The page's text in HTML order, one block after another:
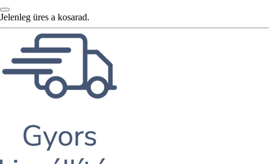
Jelenleg üres a kosarad.